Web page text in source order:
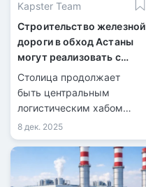
Kapster Team
Строительство железной
дороги в обход Астаны
могут реализовать с
участием бизнеса
Столица продолжает
быть центральным
логистическим хабом
Казахстана.
8 дек. 2025